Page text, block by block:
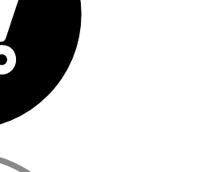
개인정보취급방침
디스마트밸리 F209호(풍산동)
[사업자정보 확인]
중재위원회